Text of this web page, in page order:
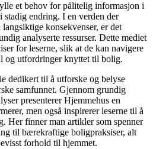
et behov for pålitelig informasjon i
endring. I en verden der
konsekvenser, er det
analyserte ressurser. Dette mediet
for leserne, slik at de kan navigere
og utfordringer knyttet til bolig.
dedikert til å utforske og belyse
samfunnet. Gjennom grundig
presenterer Hjemmehus en
men også inspirerer leserne til å
Her finner man artikler som spenner
til bærekraftige boligpraksiser, alt
forhold til hjemmet.